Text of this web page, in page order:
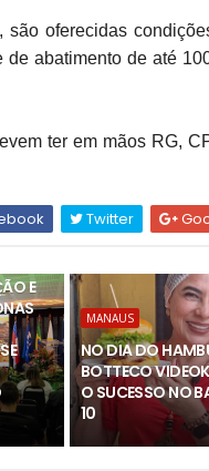
são oferecidas
abatimento de até
ter em mãos RG,
Twitter
E
MANAUS
NO DIA DO
BOTTECO
O SUCESSO NO
10